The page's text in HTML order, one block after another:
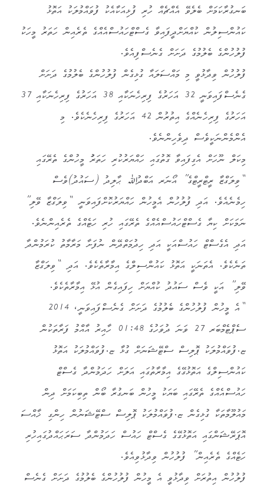
ބަނގުރާކަމަށް ބެލެވޭ އެއްޗެއް ހުރި ފުޅިއަކާއެކު ފުވައްމުލަކު އަތޮޅު
ކައުންސިލުން ކުއްޔަށްދީފައިވާ ގެސްޓްހައުސްއެއްގެ ތެރެއިން ހަތަރު މީހަކު
ފުލުހުންގެ ބެލުމުގެ ދަށަށް ގެނެސްފިއެވެ.
ފުލުހުން ވިދާޅުވީ މި މައްސަލައާ ގުޅިގެން ފުލުހުންގެ ބެލުމުގެ ދަށަށް
ގެނެސްފައިވަނީ 32 އަހަރުގެ ފިރިހެނަކާއި 38 އަހަރުގެ ފިރިހެނަކާއި 37
އަހަރުގެ ފިރިހެނެއްގެ އިތުރުން 42 އަހަރުގެ ފިރިހެނެކެވެ. މި
އެންމެންނަކީވެސް ދިވެހިންނެވެ.
މިކަލް ނޫހަށް އެގިފައިވާ ގޮތުގައި ހައްޔަރުކުރި ހަތަރަު މީހުންގެ ތެރޭގައި
“ވިލަގްޒާ ރީޓްރީޓްގެ” އޯނަރ އަބްދުﷲ ޙާލިދު (ސައުދު)ވެސް
ހިމެނެއެވެ. އަދި ފުލުހުން އެމީހުން ހައްޔަރުކޮށްފައިވަނީ “ވިލަގްޒާ ވޭލި”
ނަމަކަށް ކިޔާ ގެސްޓްހައުސްއެއްގެ ތެރޭގައި ހުރި ހަޓެއްގެ ތެރެއިންނެވެ.
އަދި އެގެސްޓް ހައުސްއަކީ އަދި ހިދުމަތްދޭން ނުފަށާ މަރާމާތު ކުރަމުންދާ
ތަނެކެވެ. އެތަނަކީ އަތޮޅު ކައުންސިލްގެ އިމާރާތެކެވެ. އަދި “ވިލަގްޒާ
ވޭލި” އަކީ ވެސް ސައުދު ކުއްޔަށް ހިފައިގެން އުޅޭ އިމާރާތެކެވެ.
“އެ މީހުން ފުލުހުންގެ ބެލުމުގެ ދަށަށް ގެނެސްފައިވަނީ، 2014
ސެޕްޓެމްބަރ 27 ވަނަ ދުވަހުގެ 01:48 ހާއިރު އާއްމު ފަރާތަކުން
ޏ.ފުވައްމުލަކު ޕޮލިސް ސްޓޭޝަނަށް ގުޅާ ޏ.ފުވައްމުލަކު އަތޮޅު
ކައުންސިލްގެ އަތޮޅުގޭގެ އިމާރާތުގައި އަލަށް ހަދަމުންދާ ގެސްޓް
ހައުސްއެއްގެ ތެރޭގައި ބަޔަކު މީހުން ބަނގުރާ ބޯން ތިބިކަމަށް ދިން
މައުލޫމާތަކާ ގުޅިގެން ޏ.ފުވައްމުލަކު ޕޮލިސް ސްޓޭޝަނުން ހިންގި ޚާއްސަ
އޮޕަރޭޝަންގައި އަތޮޅުގޭގެ ގެސްޓް ހައުސް ހަދަމުންދާ ސަރަޙައްދުގައިހުރި
ހަޓެއްގެ ތެރެއިން” ފުލުހުން ވިދާޅުވިއެވެ.
ފުލުހުން އިތުރަށް ވިދާޅުވީ އެ މީހުން ފުލުހުންގެ ބެލުމުގެ ދަށަށް ގެނެސް